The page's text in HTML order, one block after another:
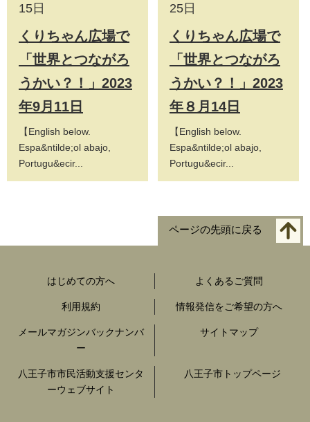
15日
くりちゃん広場で
「世界とつながろ
うかい？！」2023
年9月11日
【English below.
Espa&ntilde;ol abajo,
Portugu&ecir...
25日
くりちゃん広場で
「世界とつながろ
うかい？！」2023
年８月14日
【English below.
Espa&ntilde;ol abajo,
Portugu&ecir...
ページの先頭に戻る
はじめての方へ よくあるご質問
利用規約 情報発信をご希望の方へ
メールマガジンバックナンバ
ー
サイトマップ
八王子市市民活動支援センタ
ーウェブサイト
八王子市トップページ